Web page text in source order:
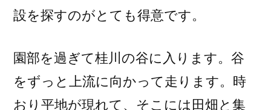
設を探すのがとても得意です。
園部を過ぎて桂川の谷に入ります。谷
をずっと上流に向かって走ります。時
おり平地が現れて、そこには田畑と集